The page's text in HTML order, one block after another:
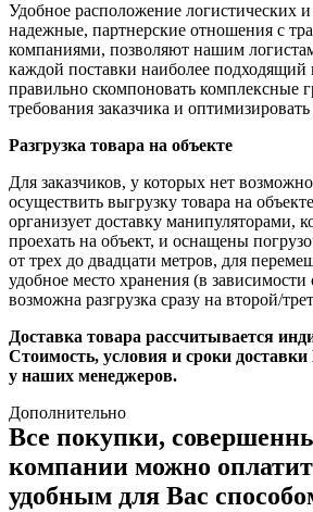
Удобное расположение логистических
надежные, партнерские отношения с
компаниями, позволяют нашим
каждой поставки наиболее подходящий
правильно скомпоновать комплексные
требования заказчика и
Разгрузка товара на объекте
Для заказчиков, у которых нет
осуществить выгрузку товара на
организует доставку манипуляторами,
проехать на объект, и оснащены
от трех до двадцати метров, для
удобное место хранения (в зависимости
возможна разгрузка сразу на второй/
Доставка товара рассчитывается
Стоимость, условия и сроки
у наших менеджеров.
Дополнительно
Все покупки,
компании можно
удобным для Вас